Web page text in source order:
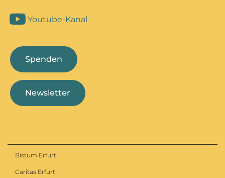
Youtube-Kanal
Spenden
Newsletter
Bistum Erfurt
Caritas Erfurt